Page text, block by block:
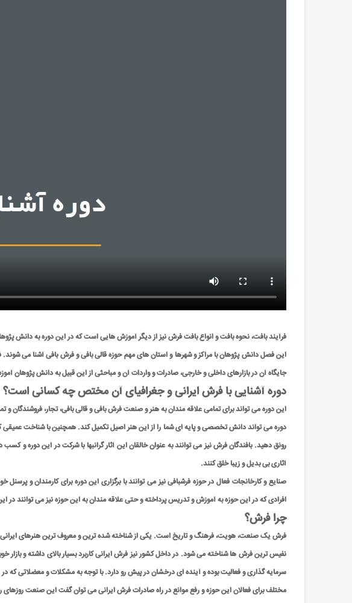
فرآیند بافت، نحوه بافت و انواع بافت فرش نیز از دیگر آموزش هایی است که در این دوره به دانش
این فصل دانش پژوهان با مراکز و شهرها و استان های مهم حوزه قالی بافی و فرش بافی آشنا می
جایگاه آن در بازارهای داخلی و خارجی، صادرات و واردات آن و مباحثی از این قبیل به دانش پژوهان
دوره آشنایی با فرش ایرانی و جغرافیای آن مختص چه کسانی است؟
این دوره می تواند برای تمامی علاقه مندان به هنر و صنعت فرش بافی و قالی بافی، تجار،
دوره می تواند دانش تخصصی و پایه ای شما را از این هنر اصیل تکمیل کند. همچنین با شناخت عمیقی
رونق دهید. بافندگان فرش نیز می توانند به عنوان خالقان این آثار گرانبها با شرکت در این دوره و
آثاری بی بدیل و زیبا خلق کنند.
صنایع و کارخانجات فعال در حوزه فرشبافی نیز می توانند با برگزاری این دوره برای کارمندان و
افرادی که در این حوزه به آموزش و تدریس پرداخته و حتی علاقه مندان به این حوزه نیز می توانند در
چرا فرش؟
فرش یک صنعت، هویت، فرهنگ و تاریخ است. یکی از شناخته شده ترین و معروف ترین هنرهای ایرانی
نفیس ترین فرش ها شناخته می شود. در داخل کشور نیز فرش ایرانی کاربرد بسیار بالای داشته و
سرمایه گذاری و فعالیت بوده و آینده ای درخشان در پیش رو دارد. با توجه به مشکلات و معضلاتی که
مختلف برای فعالان این حوزه و رفع موانع در راه صادرات فرش ایرانی می توان گفت این صنعت روزهای